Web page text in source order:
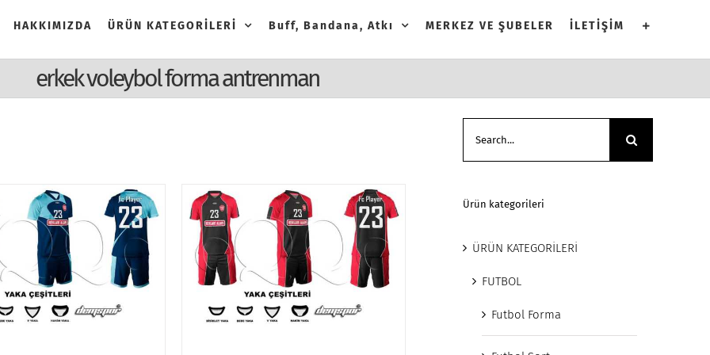
HAKKIMIZDA ÜRÜN KATEGORİLERİ Buff, Bandana, Atkı MERKEZ VE ŞUBELER İLETİŞİM
erkek voleybol forma antrenman
Ürün kategorileri
ÜRÜN KATEGORİLERİ
FUTBOL
Futbol Forma